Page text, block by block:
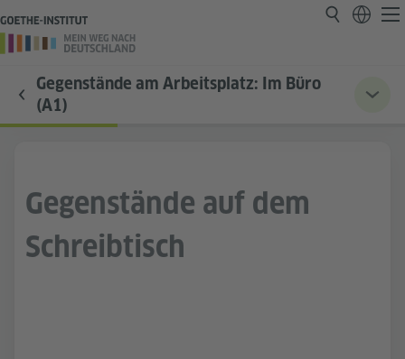
Gegenstände am Arbeitsplatz: Im Büro
(A1)
Gegenstände auf dem
Schreibtisch